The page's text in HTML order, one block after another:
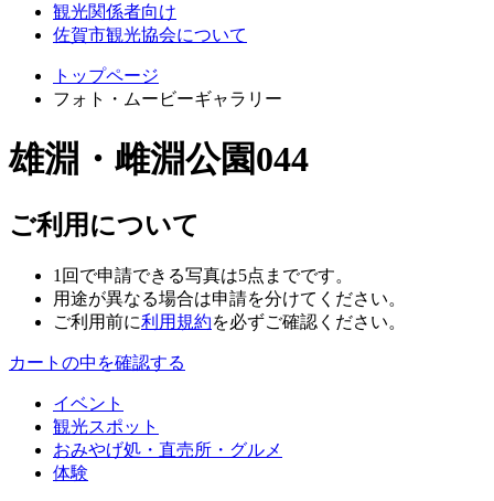
観光関係者向け
佐賀市観光協会について
トップページ
フォト・ムービーギャラリー
雄淵・雌淵公園044
ご利用について
1回で申請できる写真は5点までです。
用途が異なる場合は申請を分けてください。
ご利用前に利用規約を必ずご確認ください。
カートの中を確認する
イベント
観光スポット
おみやげ処・直売所・グルメ
体験